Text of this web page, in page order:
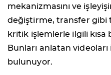
mekanizmasını ve
değiştirme, transfer gibi
kritik işlemlerle ilgili kısa
Bunları anlatan
bulunuyor.